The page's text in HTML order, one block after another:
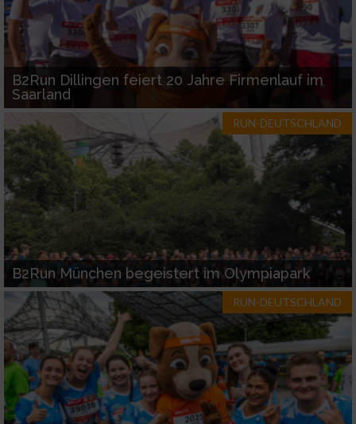
B2Run Dillingen feiert 20 Jahre Firmenlauf im
Saarland
RUN-DEUTSCHLAND
B2Run München begeistert im Olympiapark
RUN-DEUTSCHLAND